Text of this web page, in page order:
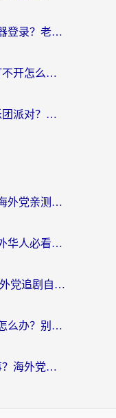
新大话西游2海外用什么加速器登录？老玩家亲测有效的国服游戏加速指南
国外玩密室逃脱18移动迷城打不开怎么办？海外玩家亲测有效的解决指南
巴西怎么玩梦想协奏曲少女乐团派对？海外党必看的国服游戏加速全攻略（附波兰天涯明月刀实用技巧）
在国外怎样看中国电视？3年海外党亲测有效的追剧加速器指南
国外无法使用国内12123？海外华人必看：选对回国加速器，解决迪拜语音+12123访问难题
韩剧tv在国外怎么看不了？海外党追剧自由的终极解决方案来了
全民k歌在国外唱歌没有原音怎么办？别让地域限制毁了你的麦霸时刻
汽水音乐国外听不好怎么回事？海外党亲测有效的回国加速方案来了